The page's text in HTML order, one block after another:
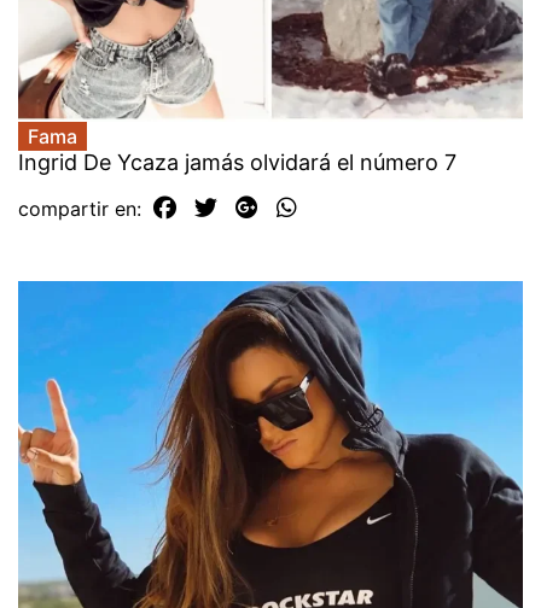
Fama
Ingrid De Ycaza jamás olvidará el número 7
compartir en: